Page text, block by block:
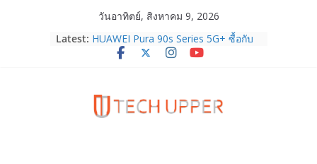
วันอาทิตย์, สิงหาคม 9, 2026
Latest: HUAWEI Pura 90s Series 5G+ ซื้อกับ
True 5G ลดสูงสุด 19,400 บาท พร้อม
TrueVisions ชวนคนไทยส่งใจเชียร์
“เนเน่ รอยัล” บนเวทีโลก ร่วมลุ้นทุก